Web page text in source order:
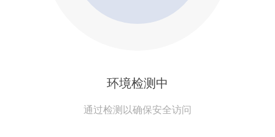
环境检测中
通过检测以确保安全访问